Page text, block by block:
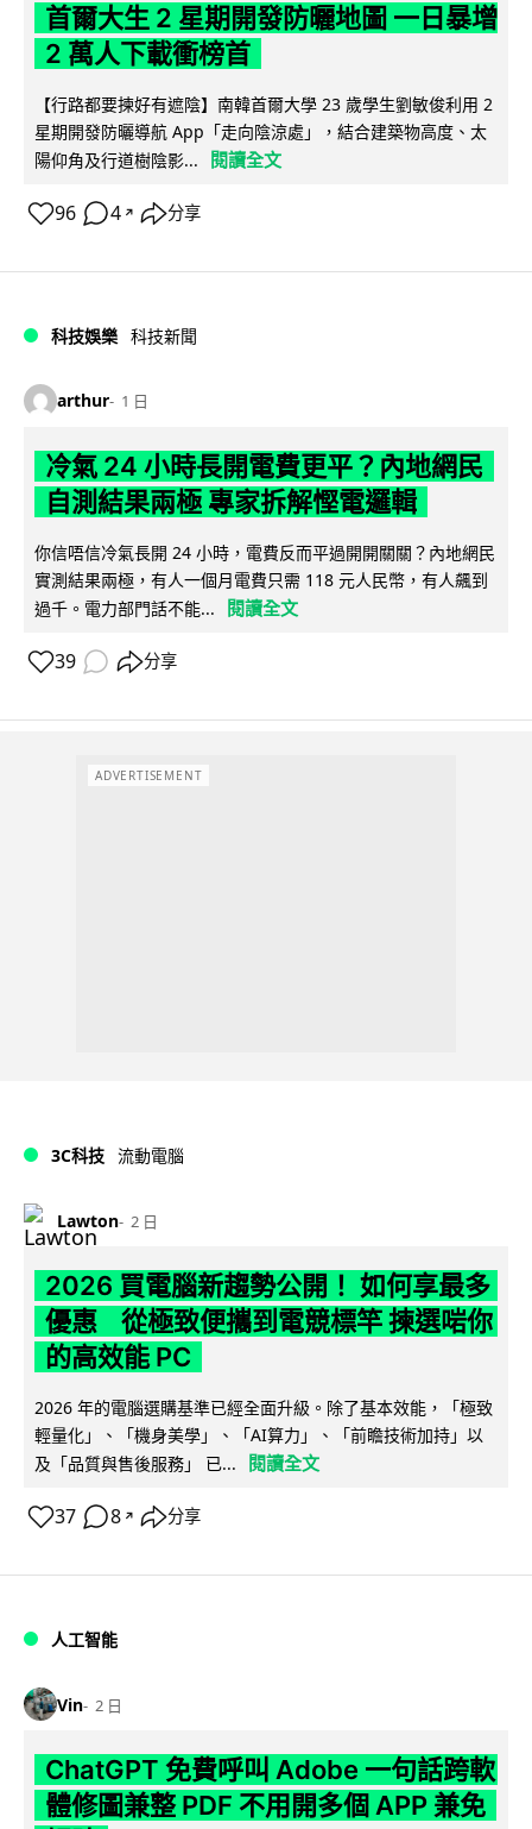
首爾大生 2 星期開發防曬地圖 一日暴增
2 萬人下載衝榜首
【行路都要揀好有遮陰】南韓首爾大學 23 歲學生劉敏俊利用 2
星期開發防曬導航 App「走向陰涼處」，結合建築物高度、太
陽仰角及行道樹陰影...
閱讀全文
96 4 ↗ 分享
科技娛樂 科技新聞
arthur 1 日
冷氣 24 小時長開電費更平？內地網民
自測結果兩極 專家拆解慳電邏輯
你信唔信冷氣長開 24 小時，電費反而平過開開關關？內地網民
實測結果兩極，有人一個月電費只需 118 元人民幣，有人飆到
過千。電力部門話不能...
閱讀全文
39 分享
ADVERTISEMENT
3C科技 流動電腦
Lawton 2 日
2026 買電腦新趨勢公開！ 如何享最多
優惠 從極致便攜到電競標竿 揀選啱你
的高效能 PC
2026 年的電腦選購基準已經全面升級。除了基本效能，「極致
輕量化」、「機身美學」、「AI算力」、「前瞻技術加持」以
及「品質與售後服務」 已...
閱讀全文
37 8 ↗ 分享
人工智能
Vin 2 日
ChatGPT 免費呼叫 Adobe 一句話跨軟
體修圖兼整 PDF 不用開多個 APP 兼免